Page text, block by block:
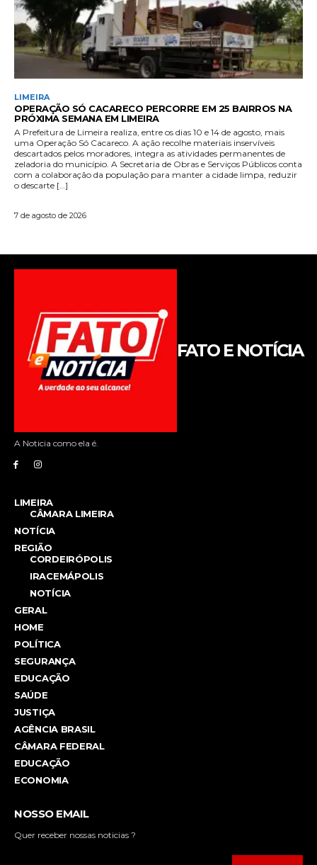
FATO E NOTÍCIA
A Noticia como ela é.
LIMEIRA
CÂMARA LIMEIRA
NOTÍCIA
REGIÃO
CORDEIRÓPOLIS
IRACEMÁPOLIS
NOTÍCIA
GERAL
HOME
POLÍTICA
SEGURANÇA
EDUCAÇÃO
SAÚDE
JUSTIÇA
AGÊNCIA BRASIL
CÂMARA FEDERAL
EDUCAÇÃO
ECONOMIA
NOSSO EMAIL
Quer receber nossas noticias ?